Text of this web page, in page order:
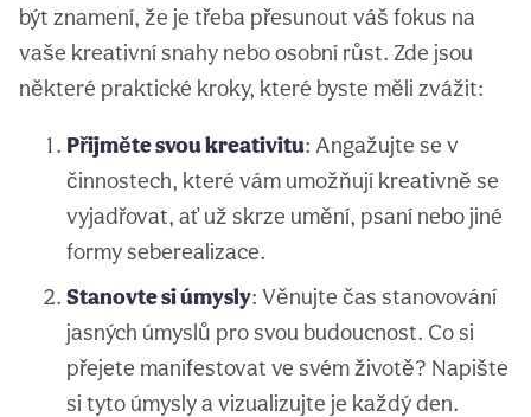
být znamení, že je třeba přesunout váš fokus na
vaše kreativní snahy nebo osobní růst. Zde jsou
některé praktické kroky, které byste měli zvážit:
Přijměte svou kreativitu: Angažujte se v
činnostech, které vám umožňují kreativně se
vyjadřovat, ať už skrze umění, psaní nebo jiné
formy seberealizace.
Stanovte si úmysly: Věnujte čas stanovování
jasných úmyslů pro svou budoucnost. Co si
přejete manifestovat ve svém životě? Napište
si tyto úmysly a vizualizujte je každý den.